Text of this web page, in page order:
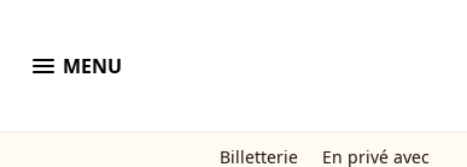
menu MENU
Billetterie En privé avec